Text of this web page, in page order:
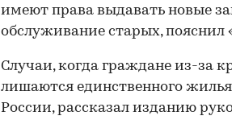
имеют права выдавать новые
обслуживание старых, пояснил
Случаи, когда граждане из-за
лишаются единственного
России, рассказал изданию